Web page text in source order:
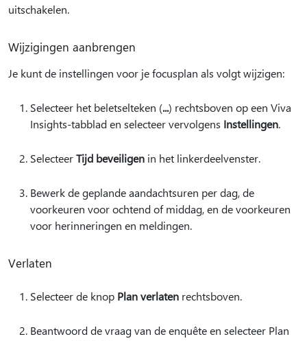
uitschakelen.
Wijzigingen aanbrengen
Je kunt de instellingen voor je focusplan als volgt wijzigen:
Selecteer het beletselteken (...) rechtsboven op een Viva
Insights-tabblad en selecteer vervolgens Instellingen.
SelecteerTijd beveiligen in het linkerdeelvenster.
Bewerk de geplande aandachtsuren per dag, de
voorkeuren voor ochtend of middag, en de voorkeuren
voor herinneringen en meldingen.
Verlaten
Selecteer de knop Plan verlaten rechtsboven.
Beantwoord de vraag van de enquête en selecteer Plan